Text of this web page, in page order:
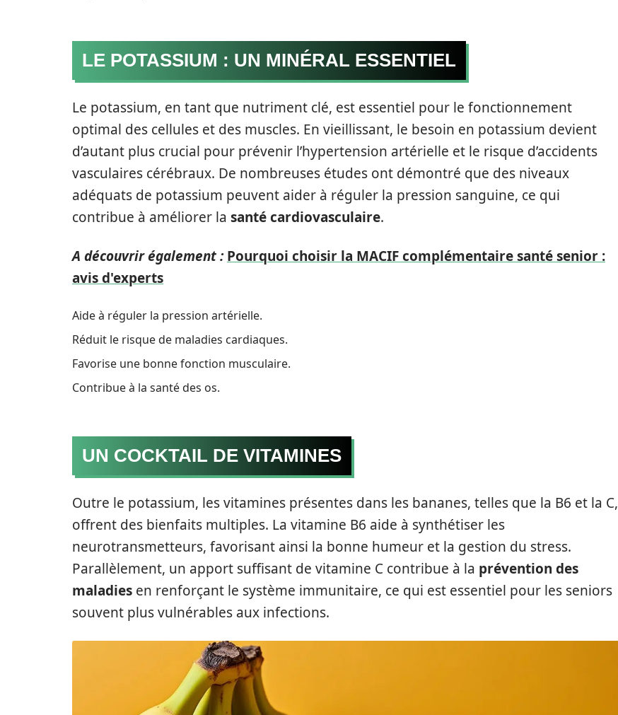
LE POTASSIUM : UN MINÉRAL ESSENTIEL
Le potassium, en tant que nutriment clé, est essentiel pour le fonctionnement
optimal des cellules et des muscles. En vieillissant, le besoin en potassium devient
d’autant plus crucial pour prévenir l’hypertension artérielle et le risque d’accidents
vasculaires cérébraux. De nombreuses études ont démontré que des niveaux
adéquats de potassium peuvent aider à réguler la pression sanguine, ce qui
contribue à améliorer la santé cardiovasculaire.
A découvrir également : Pourquoi choisir la MACIF complémentaire santé senior :
avis d'experts
Aide à réguler la pression artérielle.
Réduit le risque de maladies cardiaques.
Favorise une bonne fonction musculaire.
Contribue à la santé des os.
UN COCKTAIL DE VITAMINES
Outre le potassium, les vitamines présentes dans les bananes, telles que la B6 et la C,
offrent des bienfaits multiples. La vitamine B6 aide à synthétiser les
neurotransmetteurs, favorisant ainsi la bonne humeur et la gestion du stress.
Parallèlement, un apport suffisant de vitamine C contribue à la prévention des
maladies en renforçant le système immunitaire, ce qui est essentiel pour les seniors
souvent plus vulnérables aux infections.